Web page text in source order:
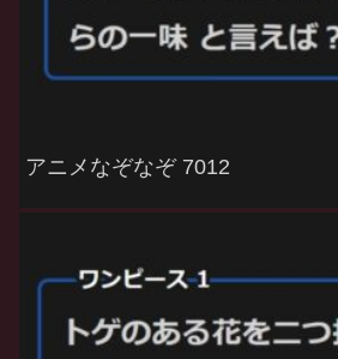
アニメなぞなぞ 7012